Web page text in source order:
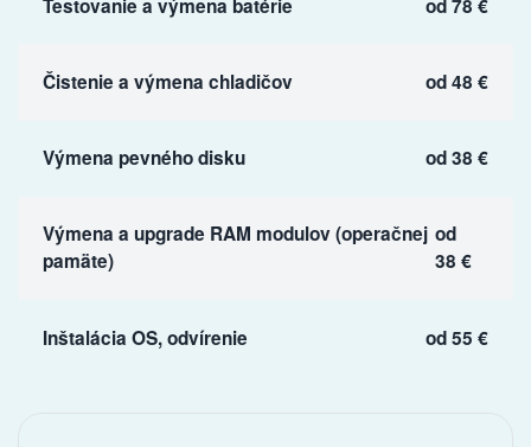
Testovanie a výmena batérie od 78 €
Čistenie a výmena chladičov od 48 €
Výmena pevného disku od 38 €
Výmena a upgrade RAM modulov (operačnej
pamäte)
od
38 €
Inštalácia OS, odvírenie od 55 €